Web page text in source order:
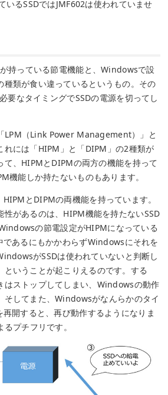
いるSSDではJMF602は使われていませ
持っている節電機能と、Windowsで設
種類が食い違っているというもの。その
要なタイミングでSSDの電源を切ってし
LPM（Link Power Management）」と
れには「HIPM」と「DIPM」の2種類が
て、HIPMとDIPMの両方の機能を持って
機能しか持たないものもあります。
とDIPMの両機能を持っています。
性があるのは、HIPM機能を持たないSSD
の節電設定がHIPMになっている
であるにもかかわらずWindowsにそれを
がSSDは使われていないと判断し
ということが起こりえるのです。する
はストップしてしまい、Windowsの動作
そしてまた、Windowsがなんらかのタイ
再開すると、再び動作するようになりま
プチフリです。